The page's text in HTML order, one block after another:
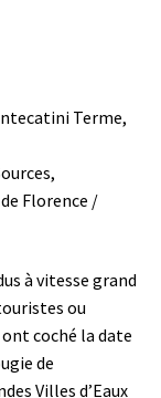
Terme,
Florence /
à vitesse grand
ou
coché la date
de
Villes d’Eaux